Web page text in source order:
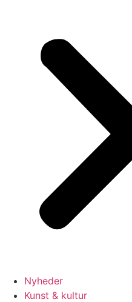
Nyheder
Kunst & kultur